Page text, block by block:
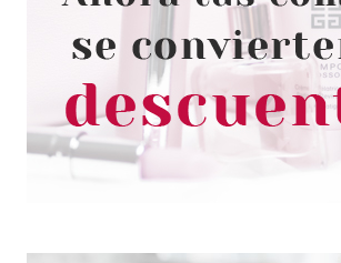
EVE LOM RADIANCE FACE
48 ML
Pvr 42.00€
--33%
desde
55.99€